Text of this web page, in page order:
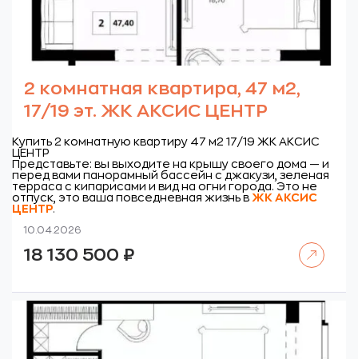
2 комнатная квартира, 47 м2,
17/19 эт. ЖК АКСИС ЦЕНТР
Купить 2 комнатную квартиру 47 м2 17/19 ЖК АКСИС
ЦЕНТР
Представьте: вы выходите на крышу своего дома — и
перед вами панорамный бассейн с джакузи, зеленая
терраса с кипарисами и вид на огни города. Это не
отпуск, это ваша повседневная жизнь в ЖК АКСИС
ЦЕНТР.
10.04.2026
18 130 500 ₽